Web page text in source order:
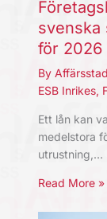
svenska
för 2026
By
ESB Inrikes,
Ett lån kan
medelstora
utrustning,…
Read More »